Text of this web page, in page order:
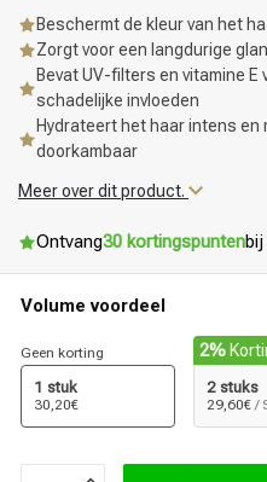
Beschermt de kleur van het
Zorgt voor een langdurige
Bevat UV-filters en vitamine
schadelijke invloeden
Hydrateert het haar intens
doorkambaar
Meer over dit product.
Ontvang30 kortingspuntenbij
Volume voordeel
Geen korting
1 stuk
30,20€
2%
2 stuks
29,60€ /